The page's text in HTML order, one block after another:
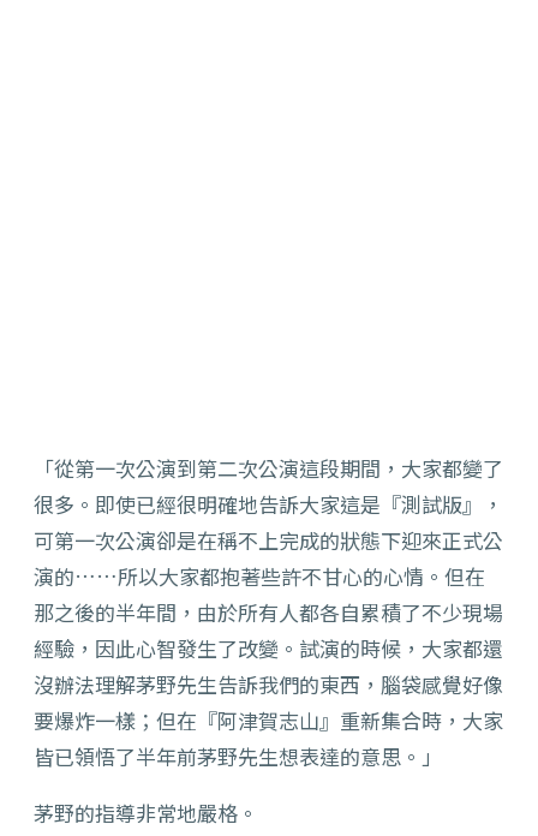
「從第一次公演到第二次公演這段期間，大家都變了
很多。即使已經很明確地告訴大家這是『測試版』，
可第一次公演卻是在稱不上完成的狀態下迎來正式公
演的……所以大家都抱著些許不甘心的心情。但在
那之後的半年間，由於所有人都各自累積了不少現場
經驗，因此心智發生了改變。試演的時候，大家都還
沒辦法理解茅野先生告訴我們的東西，腦袋感覺好像
要爆炸一樣；但在『阿津賀志山』重新集合時，大家
皆已領悟了半年前茅野先生想表達的意思。」
茅野的指導非常地嚴格。